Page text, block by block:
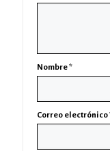
Nombre*
Correo electrónico